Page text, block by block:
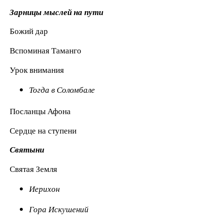
Зарницы мыслей на пути
Божий дар
Вспоминая Таманго
Урок внимания
Тогда в Соломбале
Посланцы Афона
Сердце на ступени
Святыни
Святая Земля
Иерихон
Гора Искушений